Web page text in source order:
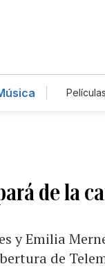
de la
y Emilia
de